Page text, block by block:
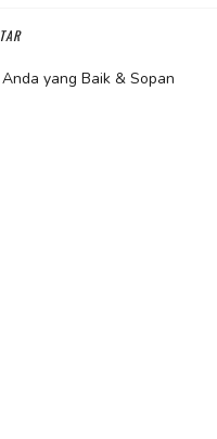
yang Baik & Sopan